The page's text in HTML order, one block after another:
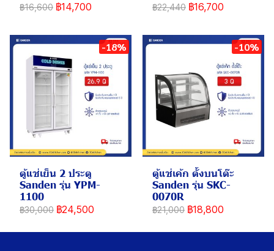
฿16,600 ฿14,700 ฿22,440 ฿16,700
-18%
ตู้แช่เย็น 2 ประตู
Sanden รุ่น YPM-
1100
฿30,000 ฿24,500
-10%
ตู้แช่เค้ก ตั้งบนโต๊ะ
Sanden รุ่น SKC-
0070R
฿21,000 ฿18,800